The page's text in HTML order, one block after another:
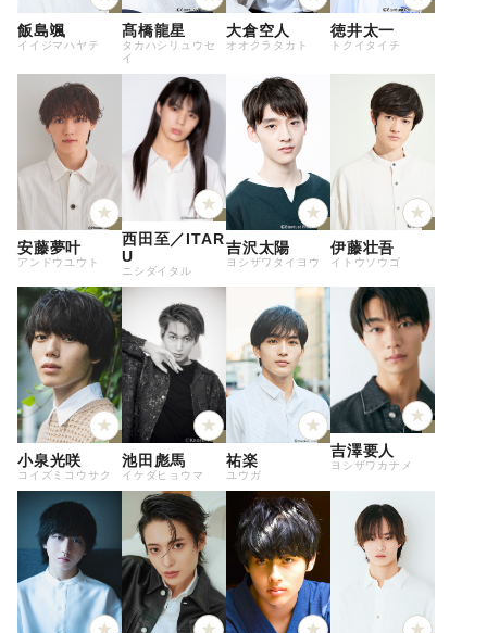
飯島颯
イイジマハヤテ
髙橋龍星
タカハシリュウセ
イ
大倉空人
オオクラタカト
徳井太一
トクイタイチ
安藤夢叶
アンドウユウト
西田至／ITAR
U
ニシダイタル
吉沢太陽
ヨシザワタイヨウ
伊藤壮吾
イトウソウゴ
小泉光咲
コイズミコウサク
池田彪馬
イケダヒョウマ
祐楽
ユウガ
吉澤要人
ヨシザワカナメ